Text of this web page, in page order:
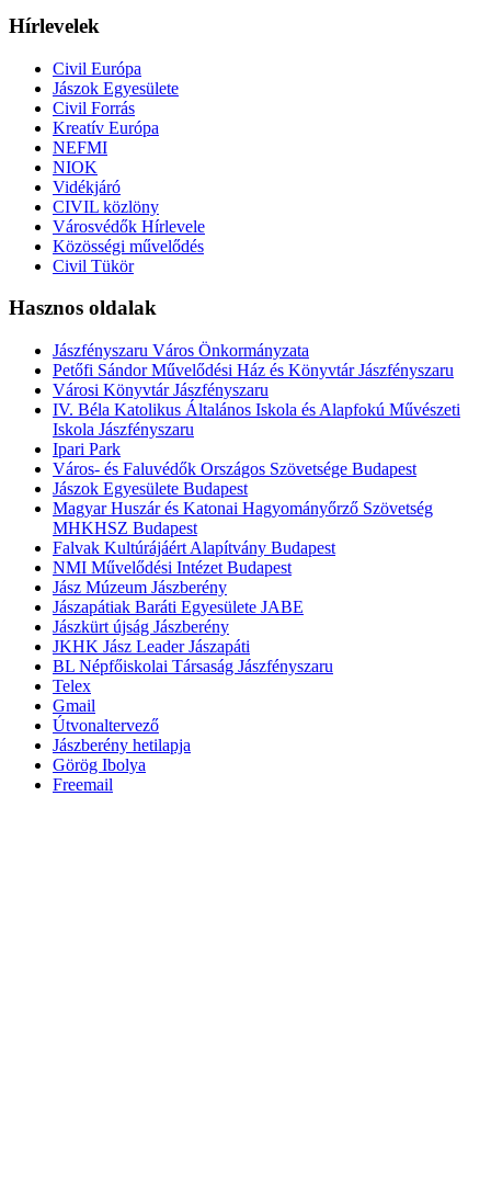
Hírlevelek
Civil Európa
Jászok Egyesülete
Civil Forrás
Kreatív Európa
NEFMI
NIOK
Vidékjáró
CIVIL közlöny
Városvédők Hírlevele
Közösségi művelődés
Civil Tükör
Hasznos oldalak
Jászfényszaru Város Önkormányzata
Petőfi Sándor Művelődési Ház és Könyvtár Jászfényszaru
Városi Könyvtár Jászfényszaru
IV. Béla Katolikus Általános Iskola és Alapfokú Művészeti
Iskola Jászfényszaru
Ipari Park
Város- és Faluvédők Országos Szövetsége Budapest
Jászok Egyesülete Budapest
Magyar Huszár és Katonai Hagyományőrző Szövetség
MHKHSZ Budapest
Falvak Kultúrájáért Alapítvány Budapest
NMI Művelődési Intézet Budapest
Jász Múzeum Jászberény
Jászapátiak Baráti Egyesülete JABE
Jászkürt újság Jászberény
JKHK Jász Leader Jászapáti
BL Népfőiskolai Társaság Jászfényszaru
Telex
Gmail
Útvonaltervező
Jászberény hetilapja
Görög Ibolya
Freemail